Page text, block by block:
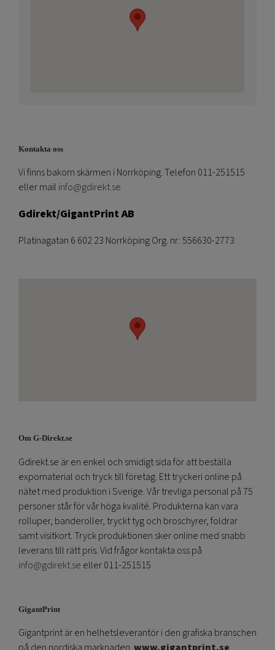
Kontakta oss
Vi finns bakom skärmen i Norrköping. Telefon 011-251515
eller mail info@gdirekt.se
Gdirekt/GigantPrint AB
Platinagatan 6 602 23 Norrköping Org. nr: 556630-2773
Om G-Direkt.se
Gdirekt.se är en enkel och smidigt sida för att beställa
expomaterial och tryck till företag. Ett tryckeri online på
nätet med produktion i Sverige. Vår trevliga personal på 75
personer står för vår höga kvalité. Produkterna kan vara
rolluper, banderoller, tryckt tyg och broschyrer, foldrar
samt visitkort. Tryck produktionen sker online med snabb
leverans till rätt pris. Vid frågor kontakta oss på
info@gdirekt.se eller 011-251515
GigantPrint
Gigantprint är en helhetsleverantör i den grafiska branschen